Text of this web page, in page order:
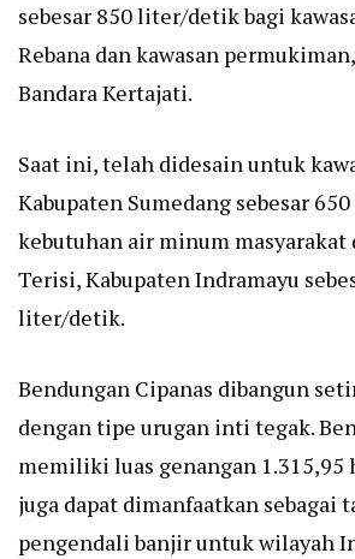
sebesar 850 liter/detik bagi
Rebana dan kawasan
Bandara Kertajati.
Saat ini, telah didesain untuk
Kabupaten Sumedang sebesar
kebutuhan air minum masyarakat
Terisi, Kabupaten Indramayu
liter/detik.
Bendungan Cipanas dibangun
dengan tipe urugan inti tegak.
memiliki luas genangan 1.315,95
juga dapat dimanfaatkan sebagai
pengendali banjir untuk wilayah